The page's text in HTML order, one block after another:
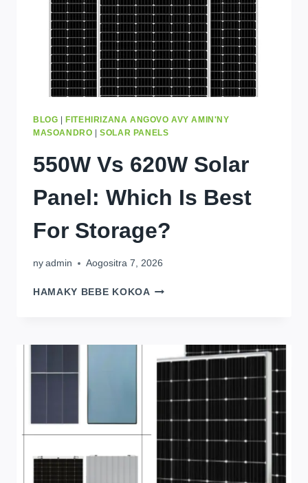
BLOG |FITEHIRIZANA ANGOVO AVY AMIN'NY
MASOANDRO |SOLAR PANELS
550W Vs 620W Solar
Panel: Which Is Best
For Storage?
ny admin Aogositra 7, 2026
HAMAKY BEBE KOKOA 550
:
WHICH
FOR
STORAGE?